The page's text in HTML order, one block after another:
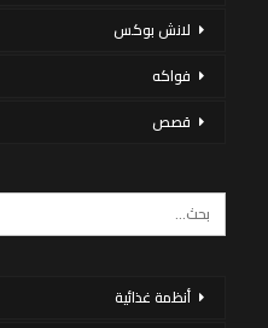
لانش بوكس
فواكه
قصص
أنظمة غذائية